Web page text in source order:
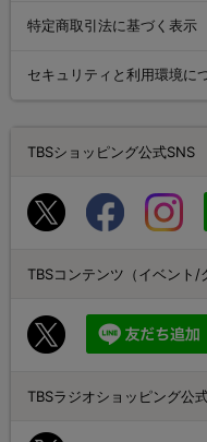
特定商取引法に基づく表示
セキュリティと利用環境に
TBSショッピング公式SNS
TBSコンテンツ（イベント/
TBSラジオショッピング公